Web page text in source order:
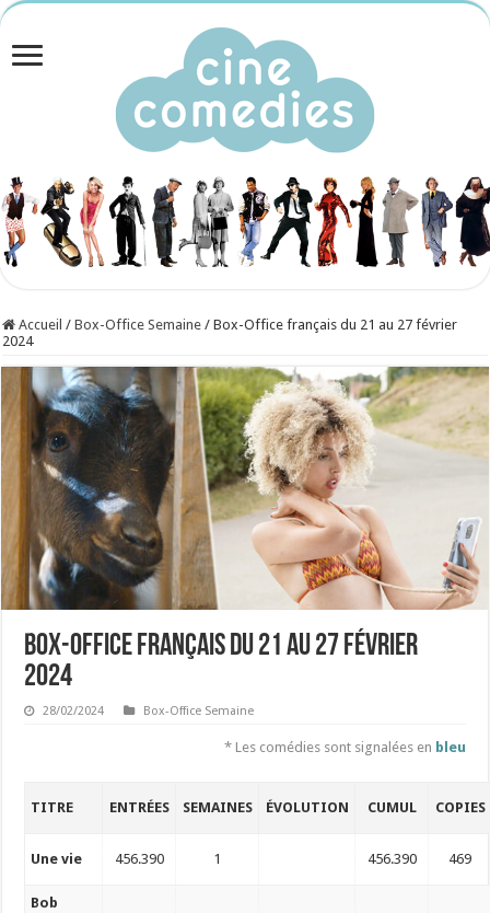
Accueil / Box-Office Semaine / Box-Office français du 21 au 27 février
2024
Box-Office français du 21 au 27 février
2024
28/02/2024 Box-Office Semaine
* Les comédies sont signalées en bleu
TITRE ENTRÉES SEMAINES ÉVOLUTION CUMUL COPIES
Une vie 456.390 1 456.390 469
Bob